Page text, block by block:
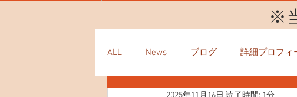
​※
ALL News ブログ 詳細プロフィ